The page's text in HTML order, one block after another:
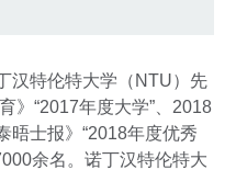
汉特伦特大学（NTU）先
》“2017年度大学”、2018
晤士报》“2018年度优秀
余名。诺丁汉特伦特大